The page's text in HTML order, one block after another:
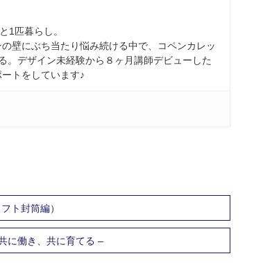
1匹暮らし。
壁にぶち当たり悩み続ける中で、コペンカレッ
。デザイン未経験から８ヶ月講師デビューした
トをしています♪
ト封筒編）
に働き、共に育てる –